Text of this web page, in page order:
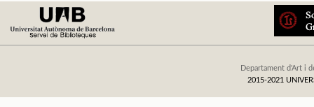
Departament d'Art i
2015-2021